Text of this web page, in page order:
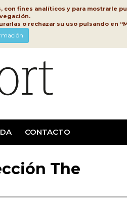
fines analíticos y para mostrarle
o rechazar su uso pulsando en
CONTACTO
The